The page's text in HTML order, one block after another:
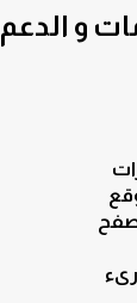
و الدعم